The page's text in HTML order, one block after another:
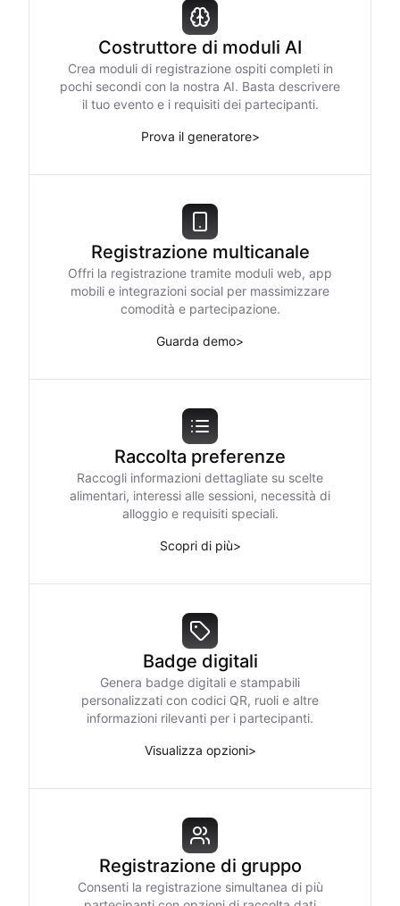
Costruttore di moduli AI
Crea moduli di registrazione ospiti completi in
pochi secondi con la nostra AI. Basta descrivere
il tuo evento e i requisiti dei partecipanti.
Prova il generatore>
Registrazione multicanale
Offri la registrazione tramite moduli web, app
mobili e integrazioni social per massimizzare
comodità e partecipazione.
Guarda demo>
Raccolta preferenze
Raccogli informazioni dettagliate su scelte
alimentari, interessi alle sessioni, necessità di
alloggio e requisiti speciali.
Scopri di più>
Badge digitali
Genera badge digitali e stampabili
personalizzati con codici QR, ruoli e altre
informazioni rilevanti per i partecipanti.
Visualizza opzioni>
Registrazione di gruppo
Consenti la registrazione simultanea di più